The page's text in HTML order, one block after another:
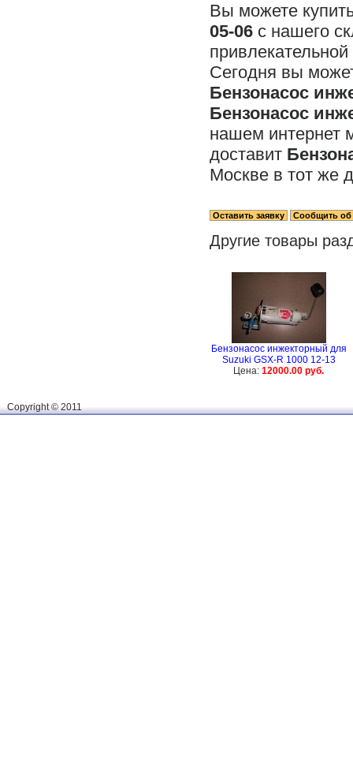
Вы можете
05-06 с нашего
Сегодня вы
Бензонасос
Бензонасос
нашем интернет
доставит
Москве в тот же
Другие товары
Бензонасос инжекторный для
Suzuki GSX-R 1000 12-13
Цена:12000.00 руб.
Сopyright © 2011